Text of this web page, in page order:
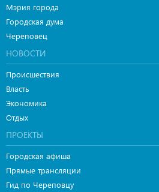
Мэрия города
Городская дума
Череповец
НОВОСТИ
Происшествия
Власть
Экономика
Отдых
ПРОЕКТЫ
Городская афиша
Прямые трансляции
Гид по Череповцу